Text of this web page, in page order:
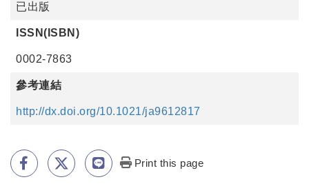
已出版
ISSN(ISBN)
0002-7863
參考連結
http://dx.doi.org/10.1021/ja9612817
Print this page